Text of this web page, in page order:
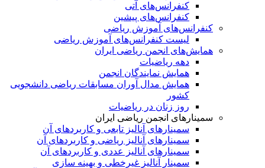
کنفرانس‌های آتی
کنفرانس‎‌های پیشین
کنفرانس‌های آموزش ریاضی
لیست کنفرانس‌های آموزش ریاضی
همایش‌های انجمن ریاضی ایران
دهه ریاضیات
همایش نمایندگان انجمن
همایش مدال آوران مسابقات ریاضی دانشجویی
کشور
روز زنان در ریاضیات
سمینارهای انجمن ریاضی ایران
سمینارهای آنالیز تابعی و کاربردهای آن
سمینارهای آنالیز ریاضی و کاربردهای آن
سمینارهای آنالیز عددی و کاربردهای آن
سمینار آنالیز غیرخطی و بهینه سازی